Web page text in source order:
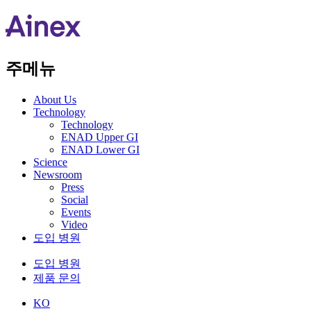
주메뉴
About Us​
Technology
Technology
ENAD Upper GI
ENAD Lower GI
Science
Newsroom
Press
Social
Events
Video
도입 병원
도입 병원
제품 문의
KO